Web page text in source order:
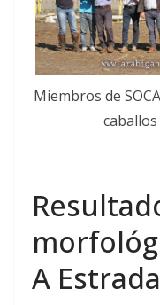
Miembros de
A Estrada